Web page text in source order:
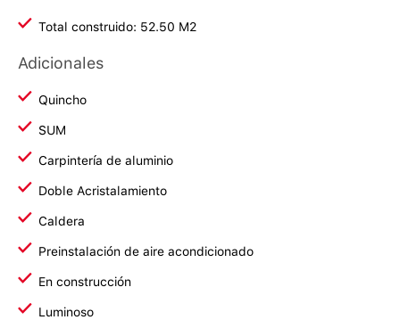
Total construido: 52.50 M2
Adicionales
Quincho
SUM
Carpintería de aluminio
Doble Acristalamiento
Caldera
Preinstalación de aire acondicionado
En construcción
Luminoso